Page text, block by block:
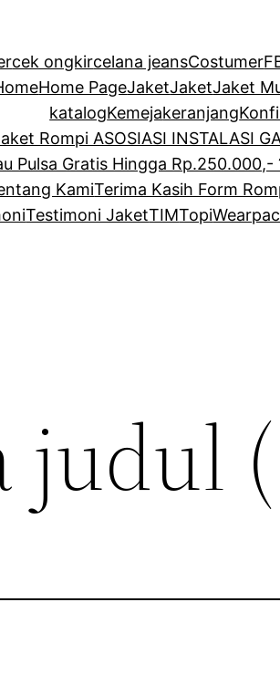
cek ongkircelana jeansCostumer
Home PageJaketJaketJaket
katalogKemejakeranjang
Rompi ASOSIASI INSTALASI
Pulsa Gratis Hingga Rp.250.000,-
KamiTerima Kasih Form
Testimoni JaketTIMTopi
judul